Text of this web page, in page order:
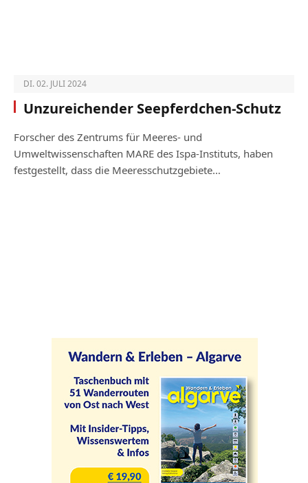
DI. 02. JULI 2024
Unzureichender Seepferdchen-Schutz
Forscher des Zentrums für Meeres- und
Umweltwissenschaften MARE des Ispa-­Instituts, haben
festgestellt, dass die Mee­res­schutzgebiete…